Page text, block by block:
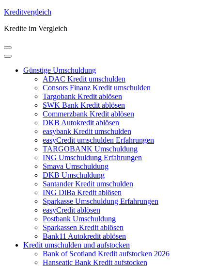
Zum
springen
drücken)
Kreditvergleich
Kredite im Vergleich
Günstige Umschuldung
ADAC Kredit umschulden
Consors Finanz Kredit umschulden
Targobank Kredit ablösen
SWK Bank Kredit ablösen
Commerzbank Kredit ablösen
DKB Autokredit ablösen
easybank Kredit umschulden
easyCredit umschulden Erfahrungen
TARGOBANK Umschuldung
ING Umschuldung Erfahrungen
Smava Umschuldung
DKB Umschuldung
Santander Kredit umschulden
ING DiBa Kredit ablösen
Sparkasse Umschuldung Erfahrungen
easyCredit ablösen
Postbank Umschuldung
Sparkassen Kredit ablösen
Bank11 Autokredit ablösen
Kredit umschulden und aufstocken
Bank of Scotland Kredit aufstocken 2026
Hanseatic Bank Kredit aufstocken